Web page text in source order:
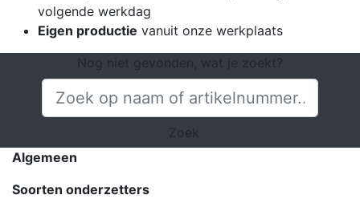
volgende werkdag
Eigen productie vanuit onze werkplaats
Nog niet gevonden, wat je zoekt?
Zoek
Algemeen
Soorten onderzetters